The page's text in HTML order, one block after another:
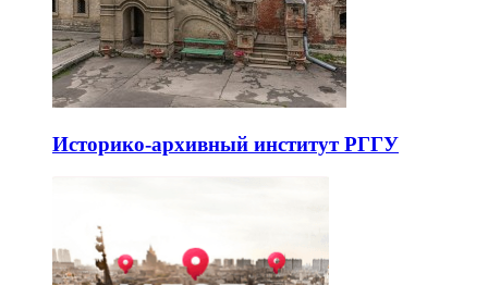
Историко-архивный институт РГГУ